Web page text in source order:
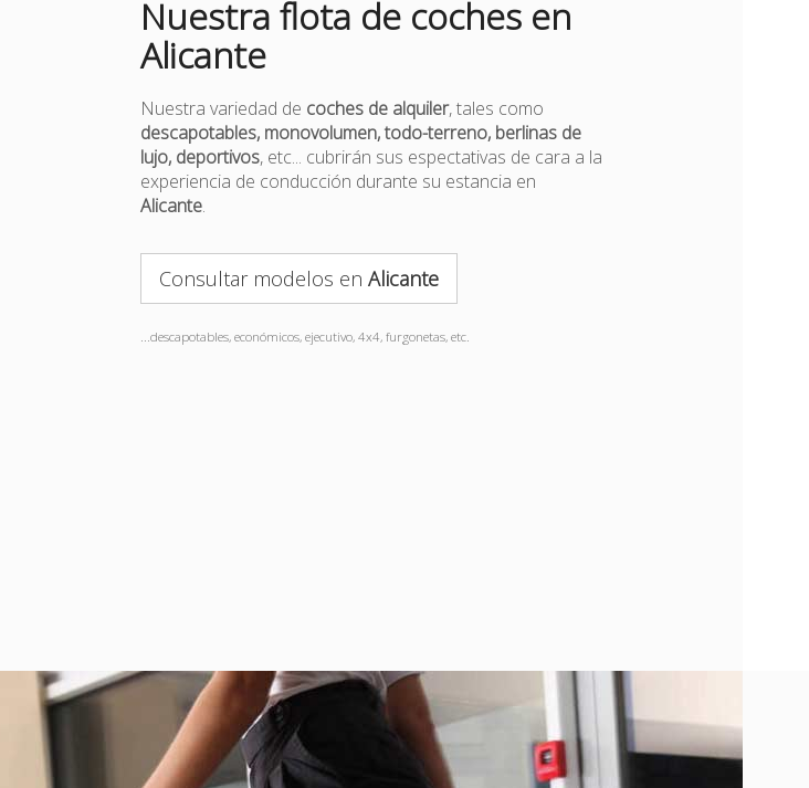
Nuestra flota de coches en
Alicante
Nuestra variedad de coches de alquiler, tales como
descapotables, monovolumen, todo-terreno, berlinas de
lujo, deportivos, etc... cubrirán sus espectativas de cara a la
experiencia de conducción durante su estancia en
Alicante.
Consultar modelos en Alicante
...descapotables, económicos, ejecutivo, 4x4, furgonetas, etc.